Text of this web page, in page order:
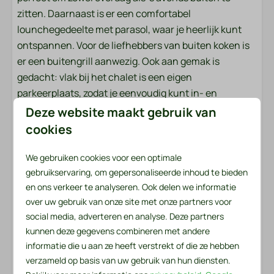
Keukengerei
Koelkast: Met vriesvak
Gasfornuis: 4-pits
Waterkoker: Elektrische waterkoker
Ligging
Middagzon
Avondzon
Vrijstaand
Buiten
Omheinde tuin
Tuin
Tuinmeubels
Loungeset
zitten. Daarnaast is er een comfortabel
lounchegedeelte met parasol, waar je heerlijk kunt
ontspannen. Voor de liefhebbers van buiten koken is
er een buitengrill aanwezig. Ook aan gemak is
gedacht: vlak bij het chalet is een eigen
parkeerplaats, zodat je eenvoudig kunt in- en
uitstappen.
vakantie in een prachtige omgeving, met alles wat je
nodig hebt voor een comfortabel en plezierig verblijf.
Beddengoed en handdoeken liggen voor u klaar
Het beddengoedpakket per persoon bevat een
hoeslaken, een dekbedovertrek en een kussensloop.
In het handdoekenpakket vind je zowel een kleine als
een grote handdoek. Daarnaast zijn er een
Deze website maakt gebruik van
cookies
We gebruiken cookies voor een optimale
gebruikservaring, om gepersonaliseerde inhoud te bieden
en ons verkeer te analyseren. Ook delen we informatie
over uw gebruik van onze site met onze partners voor
social media, adverteren en analyse. Deze partners
kunnen deze gegevens combineren met andere
informatie die u aan ze heeft verstrekt of die ze hebben
verzameld op basis van uw gebruik van hun diensten.